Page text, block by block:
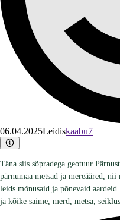
06.04.2025Leidiskaabu7
Täna siis sõpradega geotuur
pärnumaa metsad ja mereääred,
leids mõnusaid ja põnevaid
ja kõike saime, merd, metsa,